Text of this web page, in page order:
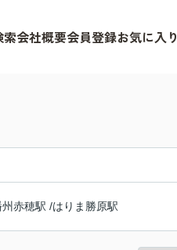
索会社概要会員登録お気に入り
州赤穂駅 /はりま勝原駅